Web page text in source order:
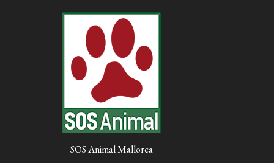
SOS Animal Mallorca